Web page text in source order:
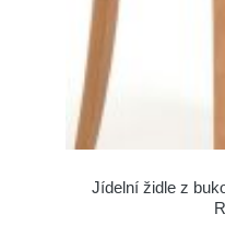
Jídelní židle z